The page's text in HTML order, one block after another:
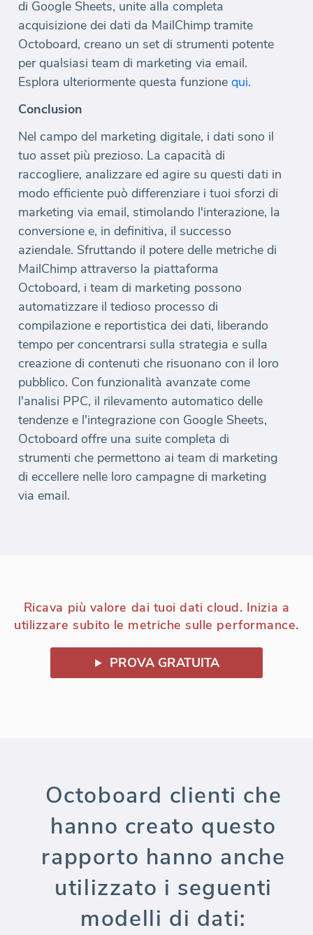
di Google Sheets, unite alla completa
acquisizione dei dati da MailChimp tramite
Octoboard, creano un set di strumenti potente
per qualsiasi team di marketing via email.
Esplora ulteriormente questa funzione qui.
Conclusion
Nel campo del marketing digitale, i dati sono il
tuo asset più prezioso. La capacità di
raccogliere, analizzare ed agire su questi dati in
modo efficiente può differenziare i tuoi sforzi di
marketing via email, stimolando l'interazione, la
conversione e, in definitiva, il successo
aziendale. Sfruttando il potere delle metriche di
MailChimp attraverso la piattaforma
Octoboard, i team di marketing possono
automatizzare il tedioso processo di
compilazione e reportistica dei dati, liberando
tempo per concentrarsi sulla strategia e sulla
creazione di contenuti che risuonano con il loro
pubblico. Con funzionalità avanzate come
l'analisi PPC, il rilevamento automatico delle
tendenze e l'integrazione con Google Sheets,
Octoboard offre una suite completa di
strumenti che permettono ai team di marketing
di eccellere nelle loro campagne di marketing
via email.
Ricava più valore dai tuoi dati cloud. Inizia a
utilizzare subito le metriche sulle performance.
PROVA GRATUITA
Octoboard clienti che
hanno creato questo
rapporto hanno anche
utilizzato i seguenti
modelli di dati: